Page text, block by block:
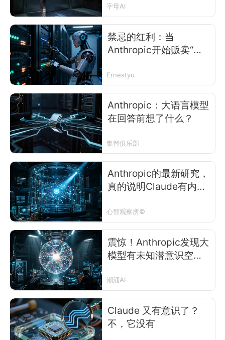
字母AI
禁忌的红利：当
Anthropic开始贩卖“末
Ernestyu
Anthropic：大语言模型
在回答前想了什么？
集智俱乐部
Anthropic的最新研究，
真的说明Claude有内心
心智观察所©
震惊！Anthropic发现大
模型有未知潜意识空间
潮涌AI
Claude 又有意识了？
不，它没有